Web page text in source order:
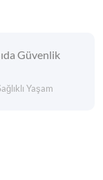
Güvenlik
Yaşam